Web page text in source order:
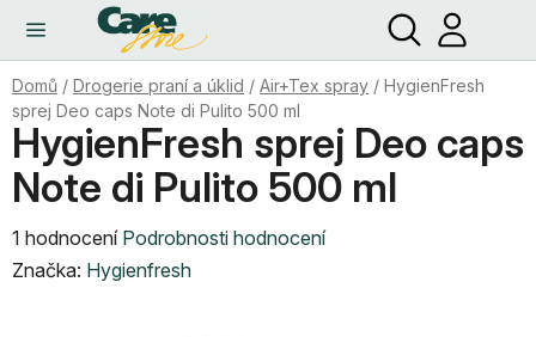
obsah
Hledat
Domů / Drogerie praní a úklid / Air+Tex spray / HygienFresh
sprej Deo caps Note di Pulito 500 ml
HygienFresh sprej Deo caps
Note di Pulito 500 ml
Průměrné
hodnocení
1 hodnocení Podrobnosti hodnocení
Značka: Hygienfresh